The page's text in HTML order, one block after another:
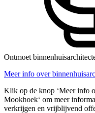
Ontmoet
Meer info over
Klik op de knop ‘Meer info
Mookhoek‘ om meer
verkrijgen en vrijblijvend